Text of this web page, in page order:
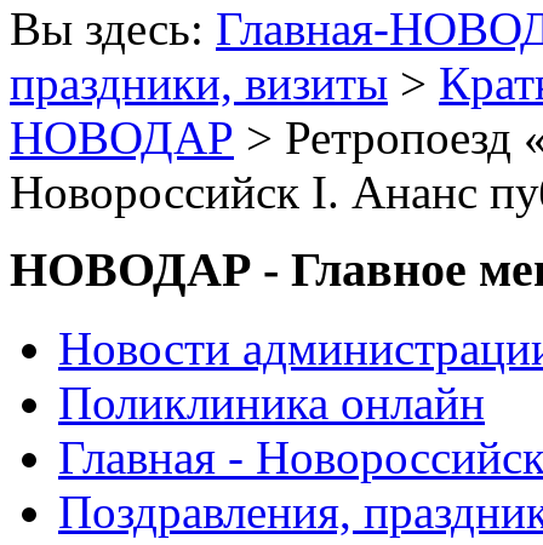
Вы здесь: Главная-
праздники, визиты >
НОВОДАР > Ретропоезд
Новороссийск I. Ананс
НОВОДАР - Главное
Новости
Поликлиника онлайн
Главная -
Поздравления,